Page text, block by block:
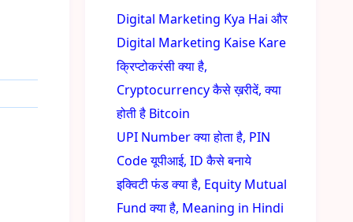
Digital Marketing Kya Hai और
Digital Marketing Kaise Kare
क्रिप्टोकरंसी क्या है,
Cryptocurrency कैसे ख़रीदें, क्या
होती है Bitcoin
UPI Number क्या होता है, PIN
Code यूपीआई, ID कैसे बनाये
इक्विटी फंड क्या है, Equity Mutual
Fund क्या है, Meaning in Hindi